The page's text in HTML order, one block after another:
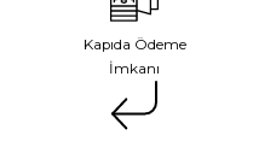
Kapıda Ödeme
İmkanı